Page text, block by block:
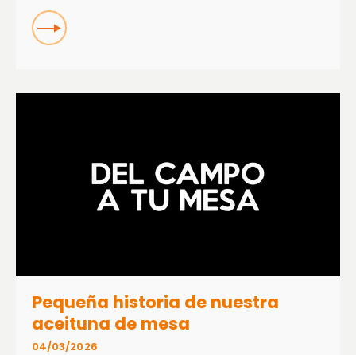
READ
Pequeña historia de nuestra
aceituna de mesa
04/03/2026